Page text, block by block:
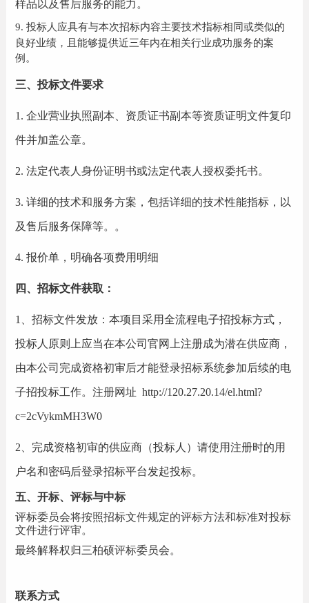
样品以及售后服务的能力。
9. 投标人应具有与本次招标内容主要技术指标相同或类似的
良好业绩，且能够提供近三年内在相关行业成功服务的案
例。
三、投标文件要求
1. 企业营业执照副本、资质证书副本等资质证明文件复印
件并加盖公章。
2. 法定代表人身份证明书或法定代表人授权委托书。
3. 详细的技术和服务方案，包括详细的技术性能指标，以
及售后服务保障等。 。
4. 报价单，明确各项费用明细
四、招标文件获取：
1、招标文件发放：本项目采用全流程电子招投标方式，
投标人原则上应当在本公司官网上注册成为潜在供应商，
由本公司完成资格初审后才能登录招标系统参加后续的电
子招投标工作。注册网址 http://120.27.20.14/el.html?
c=2cVykmMH3W0
2、完成资格初审的供应商（投标人）请使用注册时的用
户名和密码后登录招标平台发起投标。
五、开标、评标与中标
评标委员会将按照招标文件规定的评标方法和标准对投标
文件进行评审。
最终解释权归三柏硕评标委员会。
联系方式